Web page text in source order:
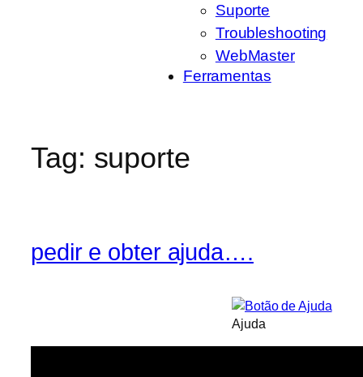
Suporte
Troubleshooting
WebMaster
Ferramentas
Tag: suporte
pedir e obter ajuda….
Ajuda